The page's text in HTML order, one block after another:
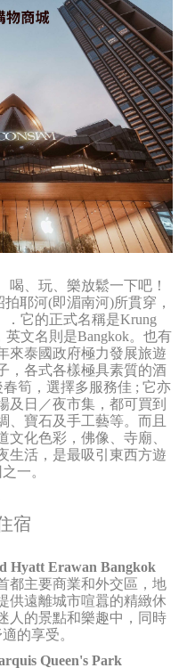
喝、玩、樂放鬆一下吧！
耶河(即湄南河)所貫穿，
它的正式名稱是Krung
文名則是Bangkok。也有
來泰國政府極力發展旅遊
，各式各樣極具素質的酒
筍，選擇多服務佳 ; 它亦
及日／夜市集，都可買到
、寶石及手工藝等。而且
文化色彩，佛像、寺廟、
生活，是最吸引東西方遊
一。
宿
Hyatt Erawan Bangkok
都主要商業和外交區，地
供遠離城市喧囂的精緻休
人的景點和樂趣中，同時
的享受。
Queen's Park